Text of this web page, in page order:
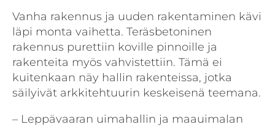
Vanha rakennus ja uuden rakentaminen kävi
läpi monta vaihetta. Teräsbetoninen
rakennus purettiin koville pinnoille ja
rakenteita myös vahvistettiin. Tämä ei
kuitenkaan näy hallin rakenteissa, jotka
säilyivät arkkitehtuurin keskeisenä teemana.
– Leppävaaran uimahallin ja maauimalan